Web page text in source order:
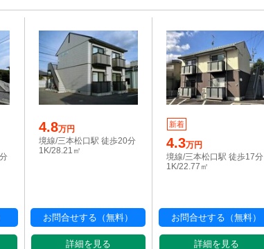
4.8万円
境線/三本松口駅 徒歩20分
1K/28.21㎡
お問合せする（無料）
詳細を見る
新着
4.3万円
境線/三本松口駅 徒歩17分
1K/22.77㎡
お問合せする（無料）
詳細を見る